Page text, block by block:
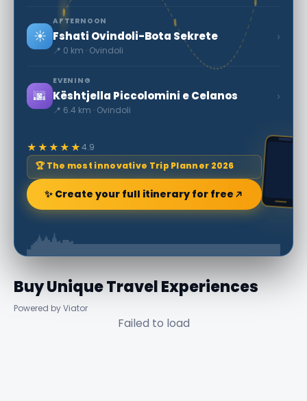
☀️
AFTERNOON
Fshati Ovindoli-Bota Sekrete
📍 0 km · Ovindoli
›
🌆
EVENING
Kështjella Piccolomini e Celanos
📍 6.4 km · Ovindoli
›
★★★★★4.9
🏆 The most innovative Trip Planner 2026
✨ Create your full itinerary for free
Buy Unique Travel Experiences
Powered by Viator
Failed to load